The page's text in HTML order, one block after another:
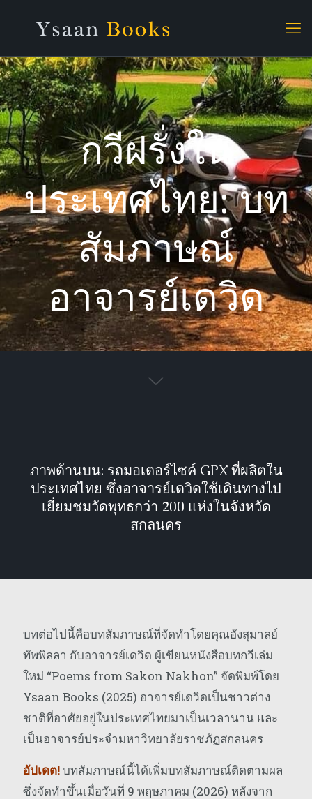
กวีฝรั่งใน
ประเทศไทย: บท
สัมภาษณ์
อาจารย์เดวิด
ภาพด้านบน: รถมอเตอร์ไซค์ GPX ที่ผลิตใน
ประเทศไทย ซึ่งอาจารย์เดวิดใช้เดินทางไป
เยี่ยมชมวัดพุทธกว่า 200 แห่งในจังหวัด
สกลนคร
บทต่อไปนี้คือบทสัมภาษณ์ที่จัดทำโดยคุณอังสุมาลย์
ทัพพิลลา กับอาจารย์เดวิด ผู้เขียนหนังสือบทกวีเล่ม
ใหม่ “Poems from Sakon Nakhon” จัดพิมพ์โดย
Ysaan Books (2025) อาจารย์เดวิดเป็นชาวต่าง
ชาติที่อาศัยอยู่ในประเทศไทยมาเป็นเวลานาน และ
เป็นอาจารย์ประจำมหาวิทยาลัยราชภัฏสกลนคร
อัปเดต!บทสัมภาษณ์นี้ได้เพิ่มบทสัมภาษณ์ติดตามผล
ซึ่งจัดทำขึ้นเมื่อวันที่ 9 พฤษภาคม (2026) หลังจาก